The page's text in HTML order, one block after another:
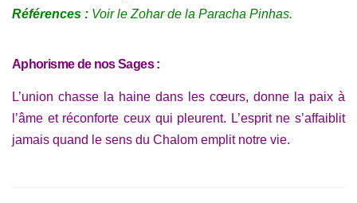
Références : Voir le Zohar de la Paracha Pinhas.
Aphorisme de nos Sages :
L’union chasse la haine dans les cœurs, donne la paix à
l’âme et réconforte ceux qui pleurent. L’esprit ne s’affaiblit
jamais quand le sens du Chalom emplit notre vie.